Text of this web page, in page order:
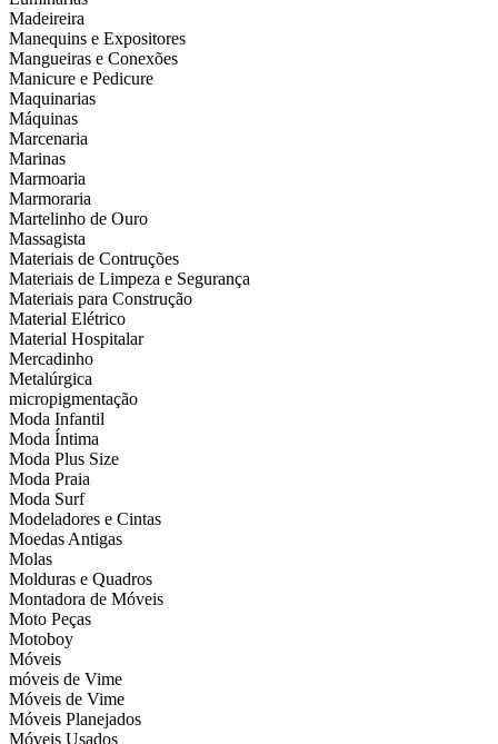
Madeireira
Manequins e Expositores
Mangueiras e Conexões
Manicure e Pedicure
Maquinarias
Máquinas
Marcenaria
Marinas
Marmoaria
Marmoraria
Martelinho de Ouro
Massagista
Materiais de Contruções
Materiais de Limpeza e Segurança
Materiais para Construção
Material Elétrico
Material Hospitalar
Mercadinho
Metalúrgica
micropigmentação
Moda Infantil
Moda Íntima
Moda Plus Size
Moda Praia
Moda Surf
Modeladores e Cintas
Moedas Antigas
Molas
Molduras e Quadros
Montadora de Móveis
Moto Peças
Motoboy
Móveis
móveis de Vime
Móveis de Vime
Móveis Planejados
Móveis Usados